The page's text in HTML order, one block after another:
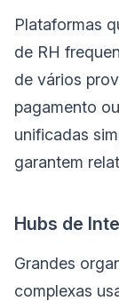
Plataformas
de RH
de vários
pagamento
unificadas
garantem
Hubs de
Grandes
complexas